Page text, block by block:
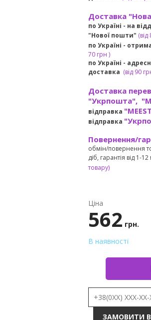
Доставка
по Україні - на
"Нової пошти"
по Україні -
70 грн )
по Україні -
доставка (від90
Доставка
"Укрпошта",
відправка
відправка
Повернення/
обмін/повернення
діб, гарантія від 1-12
товару)
Ціна
562 грн.
В наявності